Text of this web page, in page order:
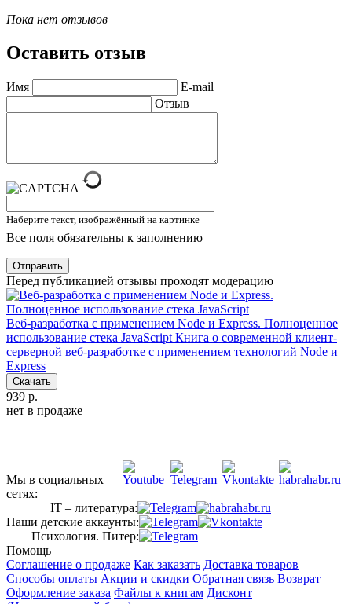
Пока нет отзывов
Оставить отзыв
Имя
E-mail
Отзыв
Наберите текст, изображённый на картинке
Все поля обязательны к заполнению
Отправить
Перед публикацией отзывы проходят модерацию
Веб-разработка с применением Node и Express. Полноценное
использование стека JavaScript Книга о современной клиент-
серверной веб-разработке с применением технологий Node и
Express
Скачать
939 р.
нет в продаже
Мы в социальных
сетях:
IT – литература:
Наши детские аккаунты:
Психология. Питер:
Помощь
Соглашение о продаже Как заказать Доставка товаров
Способы оплаты Акции и скидки Обратная связь Возврат
Оформление заказа Файлы к книгам Дисконт